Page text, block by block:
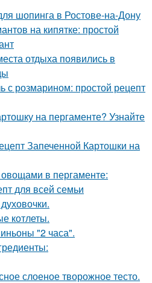
шопинга в Ростове-на-Дону
на кипятке: простой
отдыха появились в
с розмарином: простой рецепт
на пергаменте? Узнайте
Запеченной Картошки на
в пергаменте:
для всей семьи
котлеты.
"2 часа".
слоеное творожное тесто.